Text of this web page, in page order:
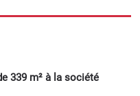
339 m² à la société